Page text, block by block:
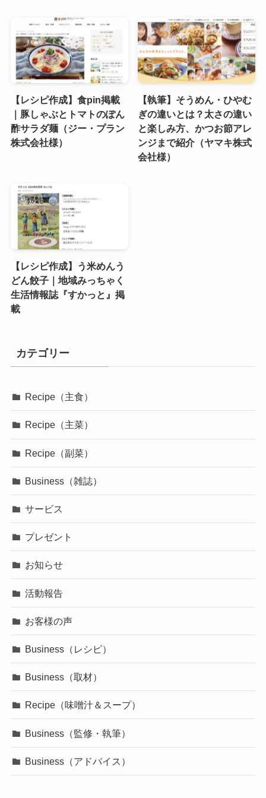
【レシピ作成】食pin掲載
｜豚しゃぶとトマトのぽん
酢サラダ麺（ジー・プラン
株式会社様）
【執筆】そうめん・ひやむ
ぎの違いとは？太さの違い
と楽しみ方、かつお節アレ
ンジまで紹介（ヤマキ株式
会社様）
【レシピ作成】う米めんう
どん餃子｜地域みっちゃく
生活情報誌『すかっと』掲
載
カテゴリー
Recipe（主食）
Recipe（主菜）
Recipe（副菜）
Business（雑誌）
サービス
プレゼント
お知らせ
活動報告
お客様の声
Business（レシピ）
Business（取材）
Recipe（味噌汁＆スープ）
Business（監修・執筆）
Business（アドバイス）